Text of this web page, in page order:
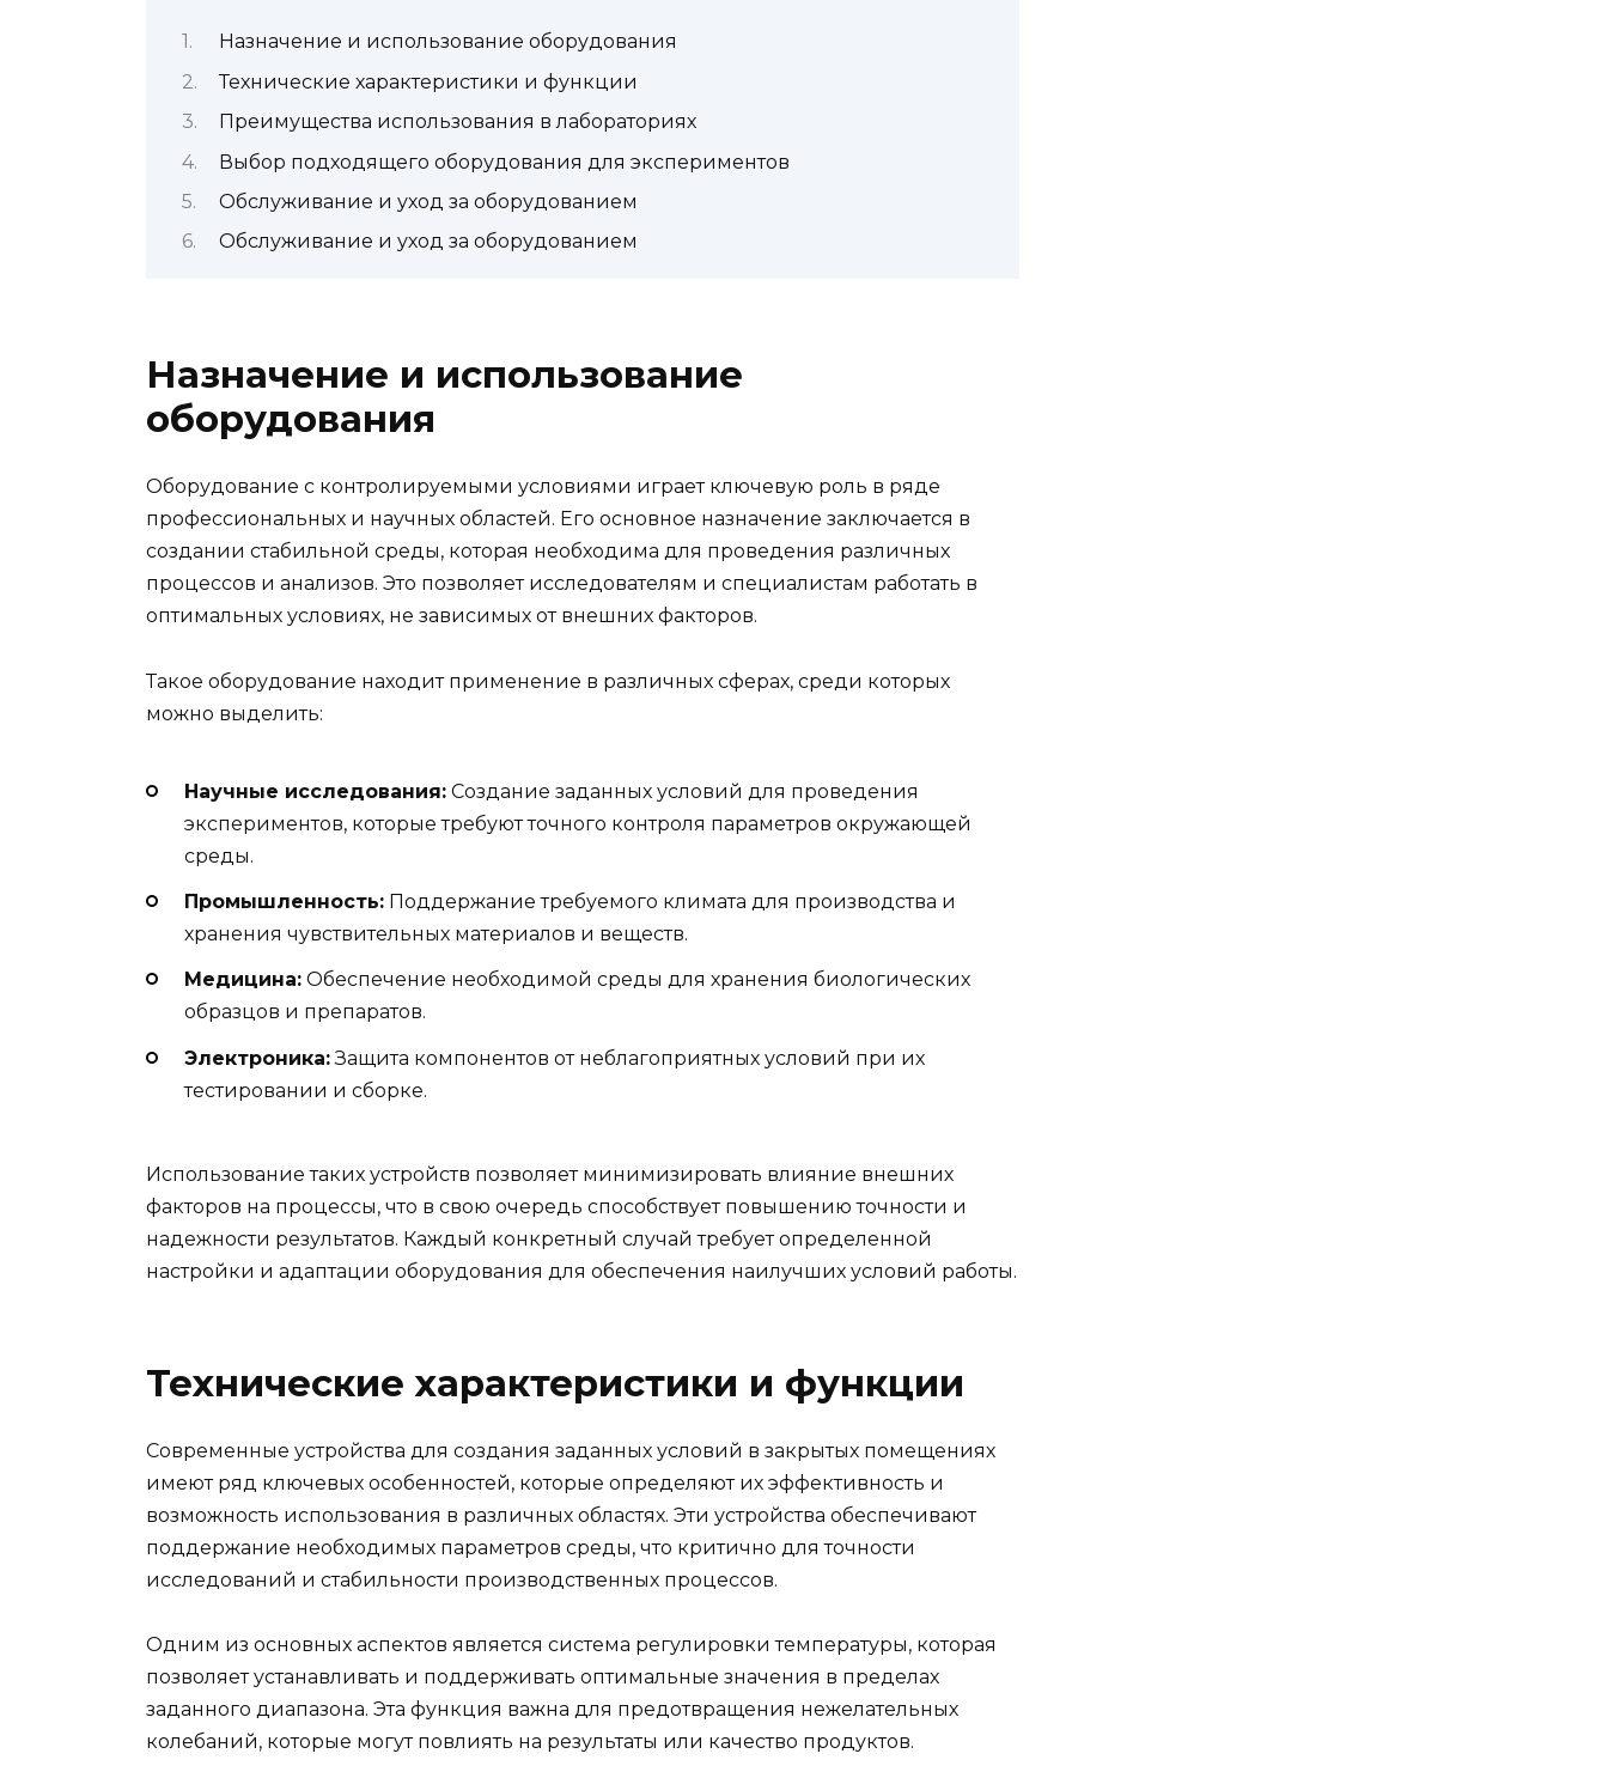
Назначение и использование оборудования
Технические характеристики и функции
Преимущества использования в лабораториях
Выбор подходящего оборудования для экспериментов
Обслуживание и уход за оборудованием
Обслуживание и уход за оборудованием
Назначение и использование
оборудования
Оборудование с контролируемыми условиями играет ключевую роль в ряде
профессиональных и научных областей. Его основное назначение заключается в
создании стабильной среды, которая необходима для проведения различных
процессов и анализов. Это позволяет исследователям и специалистам работать в
оптимальных условиях, не зависимых от внешних факторов.
Такое оборудование находит применение в различных сферах, среди которых
можно выделить:
Научные исследования: Создание заданных условий для проведения
экспериментов, которые требуют точного контроля параметров окружающей
среды.
Промышленность: Поддержание требуемого климата для производства и
хранения чувствительных материалов и веществ.
Медицина: Обеспечение необходимой среды для хранения биологических
образцов и препаратов.
Электроника:Защита компонентов от неблагоприятных условий при их
тестировании и сборке.
Использование таких устройств позволяет минимизировать влияние внешних
факторов на процессы, что в свою очередь способствует повышению точности и
надежности результатов. Каждый конкретный случай требует определенной
настройки и адаптации оборудования для обеспечения наилучших условий работы.
Технические характеристики и функции
Современные устройства для создания заданных условий в закрытых помещениях
имеют ряд ключевых особенностей, которые определяют их эффективность и
возможность использования в различных областях. Эти устройства обеспечивают
поддержание необходимых параметров среды, что критично для точности
исследований и стабильности производственных процессов.
Одним из основных аспектов является система регулировки температуры, которая
позволяет устанавливать и поддерживать оптимальные значения в пределах
заданного диапазона. Эта функция важна для предотвращения нежелательных
колебаний, которые могут повлиять на результаты или качество продуктов.